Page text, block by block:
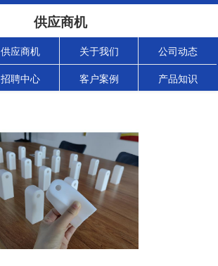
供应商机
供应商机 关于我们 公司动态
招聘中心 客户案例 产品知识